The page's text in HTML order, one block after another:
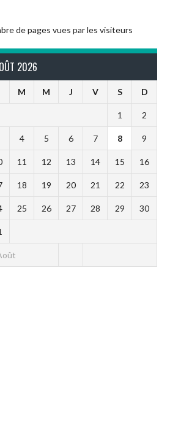
de pages vues par les visiteurs
2026
M M J V S D
1 2
4 5 6 7 8 9
11 12 13 14 15 16
18 19 20 21 22 23
25 26 27 28 29 30